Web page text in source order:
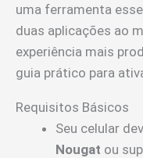
uma ferramenta
duas aplicações ao
experiência mais
guia prático para
Requisitos Básicos
Seu celular
Nougat ou